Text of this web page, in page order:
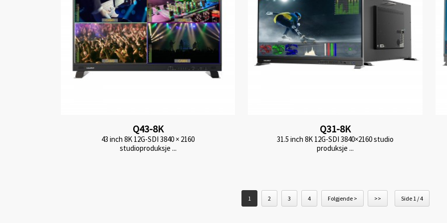
Q43-8K
43 inch 8K 12G-SDI 3840 × 2160
studioproduksje ...
Q31-8K
31.5 inch 8K 12G-SDI 3840×2160 studio
produksje ...
1 2 3 4 Folgjende > >> Side 1 / 4